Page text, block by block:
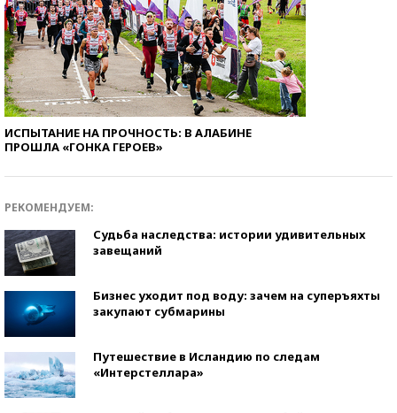
ИСПЫТАНИЕ НА ПРОЧНОСТЬ: В АЛАБИНЕ
ПРОШЛА «ГОНКА ГЕРОЕВ»
РЕКОМЕНДУЕМ:
Судьба наследства: истории удивительных
завещаний
Бизнес уходит под воду: зачем на суперъяхты
закупают субмарины
Путешествие в Исландию по следам
«Интерстеллара»